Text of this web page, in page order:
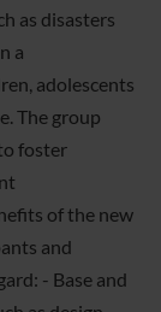
as disasters
a
adolescents
The group
foster
of the new
and
- Base and